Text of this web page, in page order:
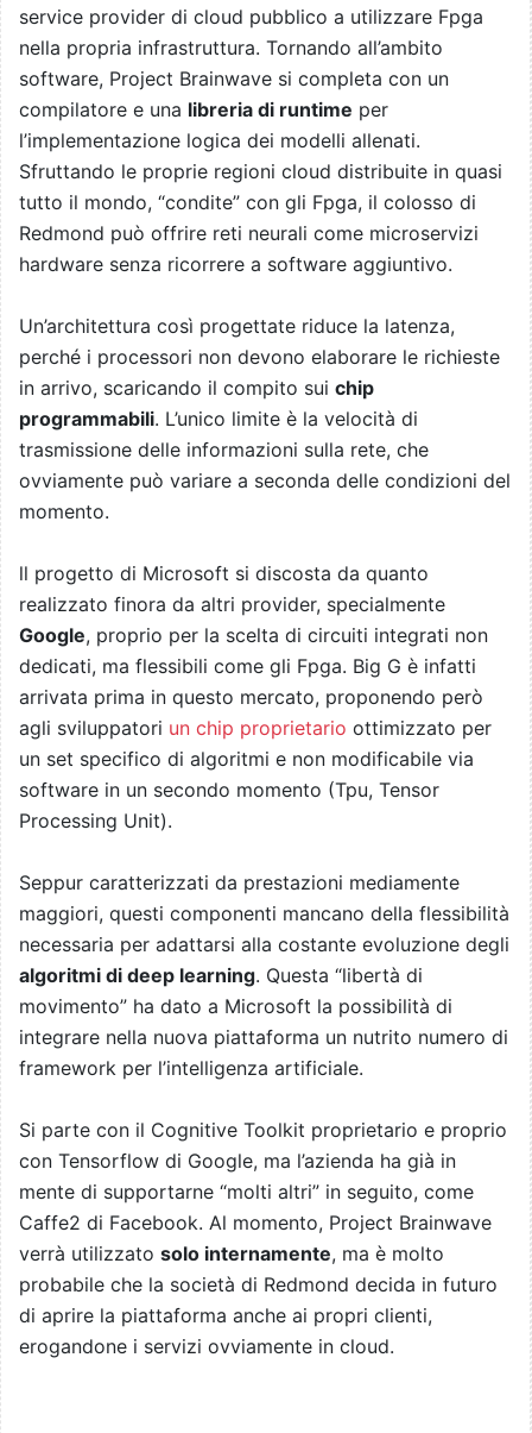
service provider di cloud pubblico a utilizzare Fpga
nella propria infrastruttura. Tornando all’ambito
software, Project Brainwave si completa con un
compilatore e una libreria di runtime per
l’implementazione logica dei modelli allenati.
Sfruttando le proprie regioni cloud distribuite in quasi
tutto il mondo, “condite” con gli Fpga, il colosso di
Redmond può offrire reti neurali come microservizi
hardware senza ricorrere a software aggiuntivo.
Un’architettura così progettate riduce la latenza,
perché i processori non devono elaborare le richieste
in arrivo, scaricando il compito sui chip
programmabili. L’unico limite è la velocità di
trasmissione delle informazioni sulla rete, che
ovviamente può variare a seconda delle condizioni del
momento.
ll progetto di Microsoft si discosta da quanto
realizzato finora da altri provider, specialmente
Google, proprio per la scelta di circuiti integrati non
dedicati, ma flessibili come gli Fpga. Big G è infatti
arrivata prima in questo mercato, proponendo però
agli sviluppatori un chip proprietario ottimizzato per
un set specifico di algoritmi e non modificabile via
software in un secondo momento (Tpu, Tensor
Processing Unit).
Seppur caratterizzati da prestazioni mediamente
maggiori, questi componenti mancano della flessibilità
necessaria per adattarsi alla costante evoluzione degli
algoritmi di deep learning. Questa “libertà di
movimento” ha dato a Microsoft la possibilità di
integrare nella nuova piattaforma un nutrito numero di
framework per l’intelligenza artificiale.
Si parte con il Cognitive Toolkit proprietario e proprio
con Tensorflow di Google, ma l’azienda ha già in
mente di supportarne “molti altri” in seguito, come
Caffe2 di Facebook. Al momento, Project Brainwave
verrà utilizzato solo internamente, ma è molto
probabile che la società di Redmond decida in futuro
di aprire la piattaforma anche ai propri clienti,
erogandone i servizi ovviamente in cloud.